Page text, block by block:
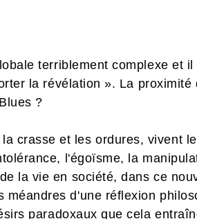
terriblement complexe et il
la révélation ». La proximité
?
crasse et les ordures, vivent
l'égoïsme, la
la vie en société, dans ce
d'une réflexion
paradoxaux que cela